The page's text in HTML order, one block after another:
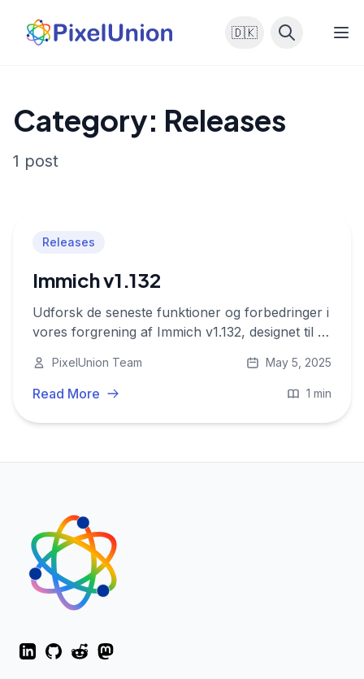
🇩🇰
Category: Releases
1 post
Releases
Immich v1.132
Udforsk de seneste funktioner og forbedringer i
vores forgrening af Immich v1.132, designet til at
PixelUnion Team May 5, 2025
Read More 1 min
LinkedInGitHubRedditMastodon